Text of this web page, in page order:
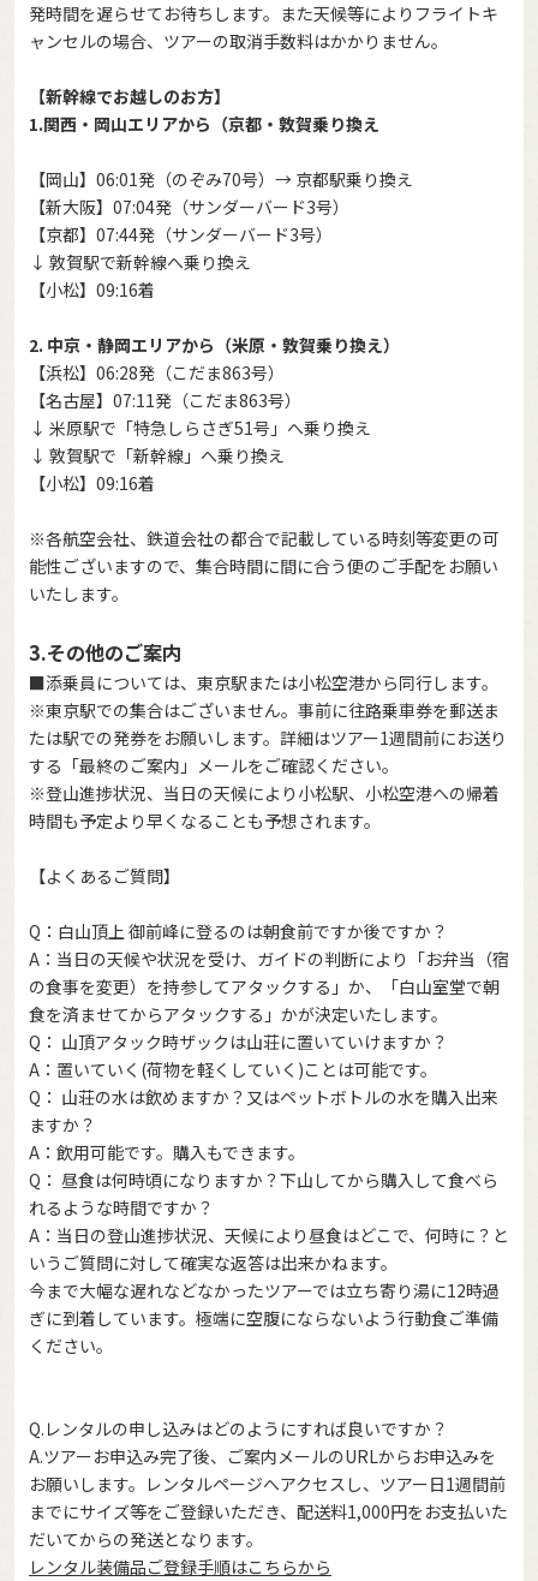
発時間を遅らせてお待ちします。また天候等によりフライトキ
ャンセルの場合、ツアーの取消手数料はかかりません。
【新幹線でお越しのお方】
1.関西・岡山エリアから（京都・敦賀乗り換え
【岡山】06:01発（のぞみ70号）→ 京都駅乗り換え
【新大阪】07:04発（サンダーバード3号）
【京都】07:44発（サンダーバード3号）
↓ 敦賀駅で新幹線へ乗り換え
【小松】09:16着
2. 中京・静岡エリアから（米原・敦賀乗り換え）
【浜松】06:28発（こだま863号）
【名古屋】07:11発（こだま863号）
↓ 米原駅で「特急しらさぎ51号」へ乗り換え
↓ 敦賀駅で「新幹線」へ乗り換え
【小松】09:16着
※各航空会社、鉄道会社の都合で記載している時刻等変更の可
能性ございますので、集合時間に間に合う便のご手配をお願い
いたします。
3.その他のご案内
■添乗員については、東京駅または小松空港から同行します。
※東京駅での集合はございません。事前に往路乗車券を郵送ま
たは駅での発券をお願いします。詳細はツアー1週間前にお送り
する「最終のご案内」メールをご確認ください。
※登山進捗状況、当日の天候により小松駅、小松空港への帰着
時間も予定より早くなることも予想されます。
【よくあるご質問】
Q：白山頂上 御前峰に登るのは朝食前ですか後ですか？
A：当日の天候や状況を受け、ガイドの判断により「お弁当（宿
の食事を変更）を持参してアタックする」か、「白山室堂で朝
食を済ませてからアタックする」かが決定いたします。
Q： 山頂アタック時ザックは山荘に置いていけますか？
A：置いていく(荷物を軽くしていく)ことは可能です。
Q： 山荘の水は飲めますか？又はペットボトルの水を購入出来
ますか？
A：飲用可能です。購入もできます。
Q： 昼食は何時頃になりますか？下山してから購入して食べら
れるような時間ですか？
A：当日の登山進捗状況、天候により昼食はどこで、何時に？と
いうご質問に対して確実な返答は出来かねます。
今まで大幅な遅れなどなかったツアーでは立ち寄り湯に12時過
ぎに到着しています。極端に空腹にならないよう行動食ご準備
ください。
Q.レンタルの申し込みはどのようにすれば良いですか？
A.ツアーお申込み完了後、ご案内メールのURLからお申込みを
お願いします。レンタルページへアクセスし、ツアー日1週間前
までにサイズ等をご登録いただき、配送料1,000円をお支払いた
だいてからの発送となります。
レンタル装備品ご登録手順はこちらから